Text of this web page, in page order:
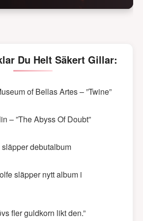
Du Helt Säkert Gillar:
of Bellas Artes – ”Twine”
– ”The Abyss Of Doubt”
debutalbum
släpper nytt album i
fler guldkorn likt den.”